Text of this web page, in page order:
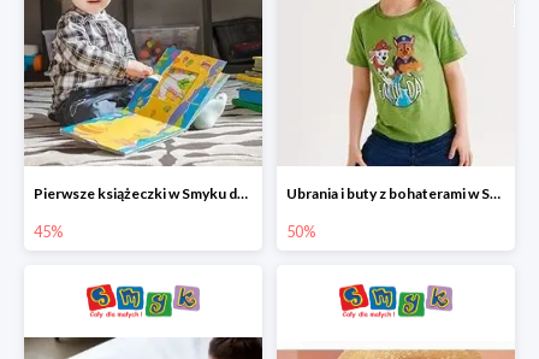
Pierwsze książeczki w Smyku do -45%
45%
Ubrania i buty z bohaterami w Smyku do -50%
50%